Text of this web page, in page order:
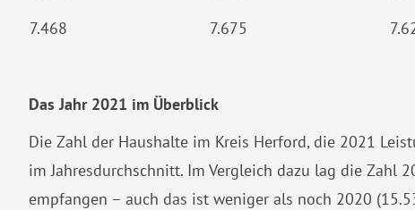
7.468
7.675
Das Jahr 2021 im Überblick
Die Zahl der Haushalte im Kreis Herford, die 2021
im Jahresdurchschnitt. Im Vergleich dazu lag die Zahl
empfangen – auch das ist weniger als noch 2020